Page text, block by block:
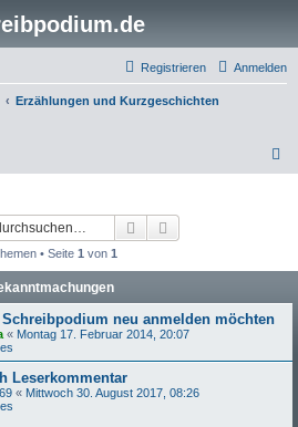
Anmelden
Registrieren
Erzählungen und Kurzgeschichten
Suche
• Seite 1 von 1
neu anmelden möchten
« Montag 17. Februar 2014, 20:07
Leserkommentar
« Mittwoch 30. August 2017, 08:26